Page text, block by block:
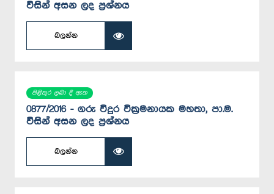
විසින් අසන ලද ප්‍රශ්නය
බලන්න
පිළිතුර ලබා දී ඇත
0877/2016 - ගරු විදුර වික්‍රමනායක මහතා, පා.ම.
විසින් අසන ලද ප්‍රශ්නය
බලන්න